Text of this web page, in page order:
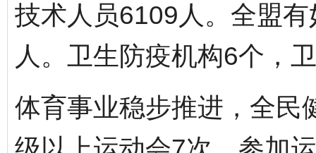
技术人员6109人。全盟
人。卫生防疫机构6个，
体育事业稳步推进，全民